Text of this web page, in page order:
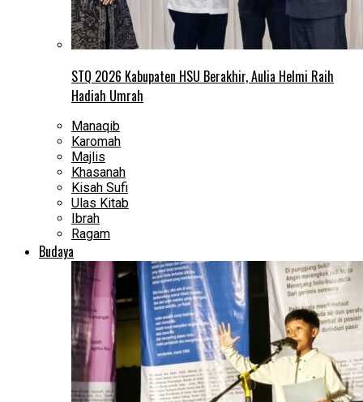
STQ 2026 Kabupaten HSU Berakhir, Aulia Helmi Raih
Hadiah Umrah
Manaqib
Karomah
Majlis
Khasanah
Kisah Sufi
Ulas Kitab
Ibrah
Ragam
Budaya